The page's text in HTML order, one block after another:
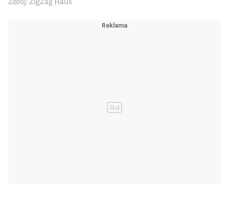
Zdroj: ZigZag Haus